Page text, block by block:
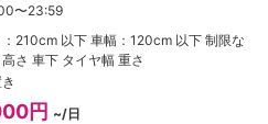
〜23:59
210cm 以下 車幅：120cm 以下 制限な
高さ 車下 タイヤ幅 重さ
円 ~/日